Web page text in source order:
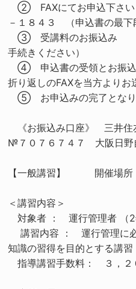
② FAXにてお申込下さ
－１８４３ （申込書の最下
③ 受講料のお振込み （
手続きください）
④ 申込書の受領とお振込
折り返しのFAXを当方よりお
⑤ お申込みの完了となり
《お振込み口座》 三井住
№７０７６７４７ 大阪日野
【一般講習】 開催場所
＜講習内容＞
対象者 ： 運行管理者 （2
講習内容 ： 運行管理に
知識の習得を目的とする講習
指導講習手数料： ３，２